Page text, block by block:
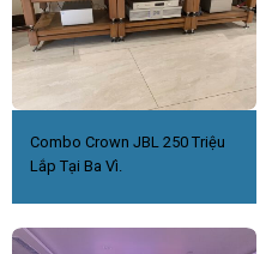
Combo Crown JBL 250 Triệu
Lắp Tại Ba Vì.